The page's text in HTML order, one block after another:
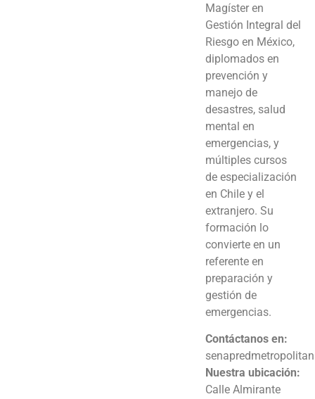
Magíster en
Gestión Integral del
Riesgo en México,
diplomados en
prevención y
manejo de
desastres, salud
mental en
emergencias, y
múltiples cursos
de especialización
en Chile y el
extranjero. Su
formación lo
convierte en un
referente en
preparación y
gestión de
emergencias.
Contáctanos en:
Nuestra ubicación:
Calle Almirante